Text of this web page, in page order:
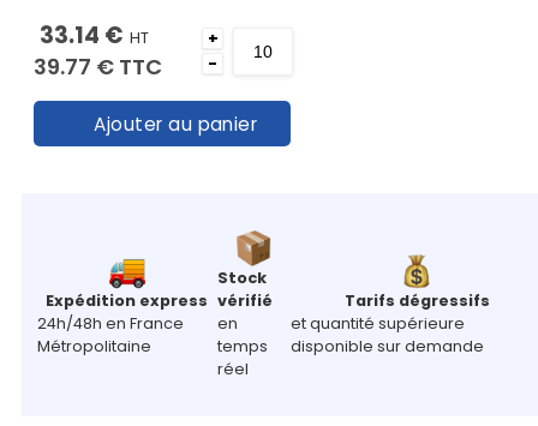
33.14 € HT
39.77 € TTC
+
-
Ajouter au panier
Expédition express
24h/48h en France
Métropolitaine
Stock
vérifié
en
temps
réel
Tarifs dégressifs
et quantité supérieure
disponible sur demande